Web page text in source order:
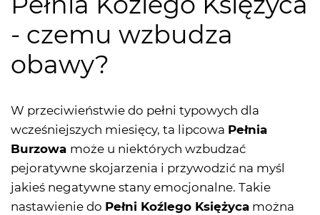
- czemu wzbudza
obawy?
W przeciwieństwie do pełni typowych dla
wcześniejszych miesięcy, ta lipcowa Pełnia
Burzowa może u niektórych wzbudzać
pejoratywne skojarzenia i przywodzić na myśl
jakieś negatywne stany emocjonalne. Takie
nastawienie do Pełni Koźlego Księżyca można